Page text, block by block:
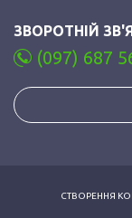
ЗВОРОТНІЙ
(097) 687
СТВОРЕННЯ